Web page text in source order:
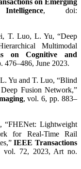
on Emerging
, doi:
T. Luo, L. Yu, “Deep
Multimodal
on Cognitive and
476–486, June 2023.
Yu and T. Luo, “Blind
Fusion Network,”
, vol. 6, pp. 883–
“FHENet: Lightweight
for Real-Time Rail
IEEE Transactions
vol. 72, 2023, Art no.